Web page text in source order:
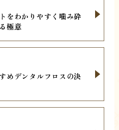
をわかりやすく噛み砕
極意
めデンタルフロスの決